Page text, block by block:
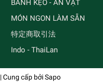
BÁNH KẸO - ĂN VẶT
MÓN NGON LÀM SẴN
特定商取引法
Indo - ThaiLan
| Cung cấp bởiSapo